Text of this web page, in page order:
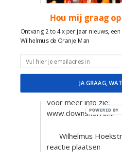
Liedjesprogramma &
speciaal afgestemd
kinderen en hun
Voor meer info zie:
www.clownsnorre.nl
Wilhelmus
reactie plaatsen
Hou mij graag
Ontvang 2 to 4 x per jaar nieuws,
Wilhelmus de Oranje Man
JA GRAAG,
POWERED BY